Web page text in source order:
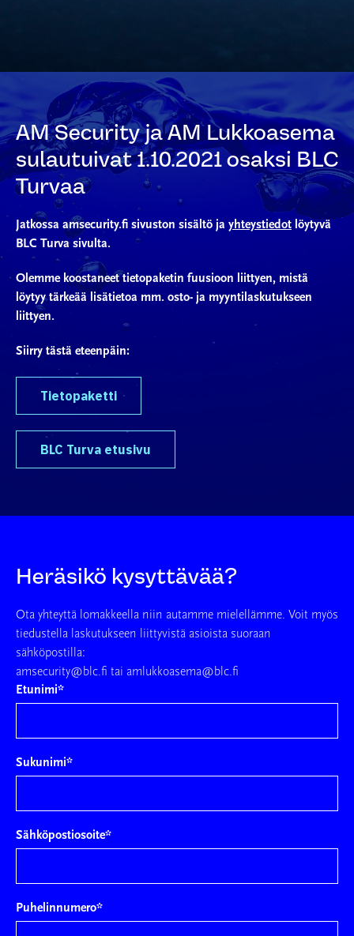
AM Security ja AM Lukkoasema
sulautuivat 1.10.2021 osaksi BLC
Turvaa
Jatkossa amsecurity.fi sivuston sisältö ja yhteystiedot löytyvä
BLC Turva sivulta.
Olemme koostaneet tietopaketin fuusioon liittyen, mistä
löytyy tärkeää lisätietoa mm. osto- ja myyntilaskutukseen
liittyen.
Siirry tästä eteenpäin:
Tietopaketti
BLC Turva etusivu
Heräsikö kysyttävää?
Ota yhteyttä lomakkeella niin autamme mielellämme. Voit myös
tiedustella laskutukseen liittyvistä asioista suoraan
sähköpostilla:
amsecurity@blc.fi tai amlukkoasema@blc.fi
Etunimi*
Sukunimi*
Sähköpostiosoite*
Puhelinnumero*